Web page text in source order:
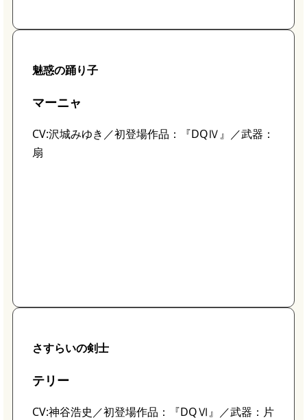
魅惑の踊り子
マーニャ
CV:沢城みゆき／初登場作品：『DQⅣ』／武器：
扇
さすらいの剣士
テリー
CV:神谷浩史／初登場作品：『DQⅥ』／武器：片